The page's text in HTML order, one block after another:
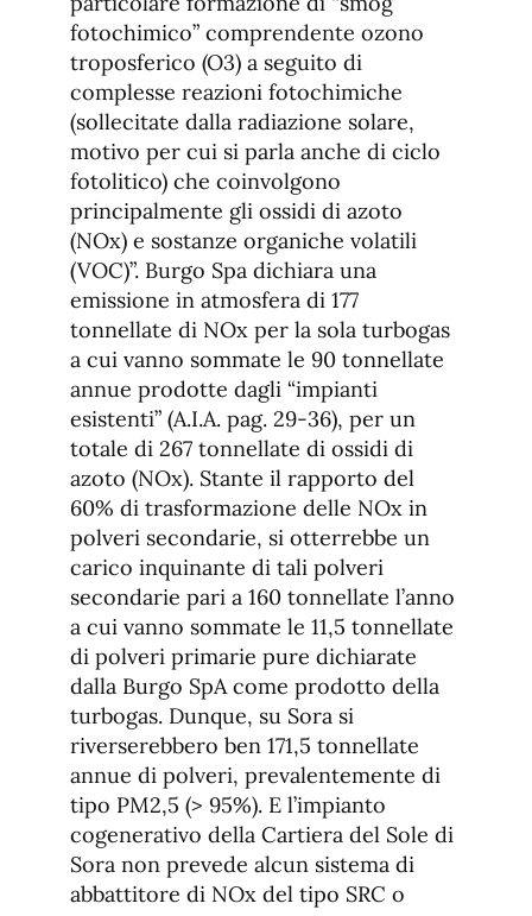
fotochimico” comprendente ozono
troposferico (O3) a seguito di
complesse reazioni fotochimiche
(sollecitate dalla radiazione solare,
motivo per cui si parla anche di ciclo
fotolitico) che coinvolgono
principalmente gli ossidi di azoto
(NOx) e sostanze organiche volatili
(VOC)”. Burgo Spa dichiara una
emissione in atmosfera di 177
tonnellate di NOx per la sola turbogas
a cui vanno sommate le 90 tonnellate
annue prodotte dagli “impianti
esistenti” (A.I.A. pag. 29-36), per un
totale di 267 tonnellate di ossidi di
azoto (NOx). Stante il rapporto del
60% di trasformazione delle NOx in
polveri secondarie, si otterrebbe un
carico inquinante di tali polveri
secondarie pari a 160 tonnellate l’anno
a cui vanno sommate le 11,5 tonnellate
di polveri primarie pure dichiarate
dalla Burgo SpA come prodotto della
turbogas. Dunque, su Sora si
riverserebbero ben 171,5 tonnellate
annue di polveri, prevalentemente di
tipo PM2,5 (> 95%). E l’impianto
cogenerativo della Cartiera del Sole di
Sora non prevede alcun sistema di
abbattitore di NOx del tipo SRC o